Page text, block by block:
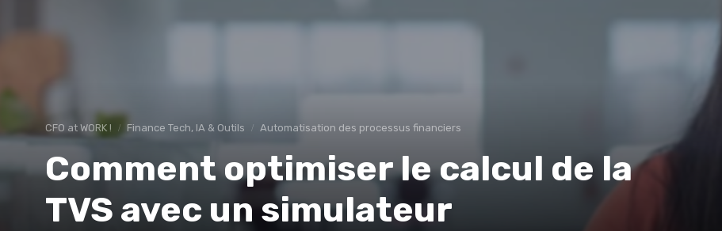
CFO at WORK ! Finance Tech, IA & Outils Automatisation des processus financiers
Comment optimiser le calcul de la
TVS avec un simulateur